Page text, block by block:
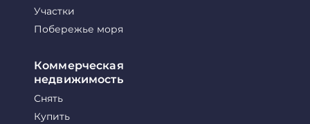
Участки
Побережье моря
Коммерческая
недвижимость
Снять
Купить